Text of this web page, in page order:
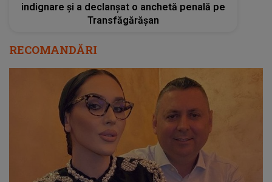
indignare și a declanșat o anchetă penală pe
Transfăgărășan
RECOMANDĂRI